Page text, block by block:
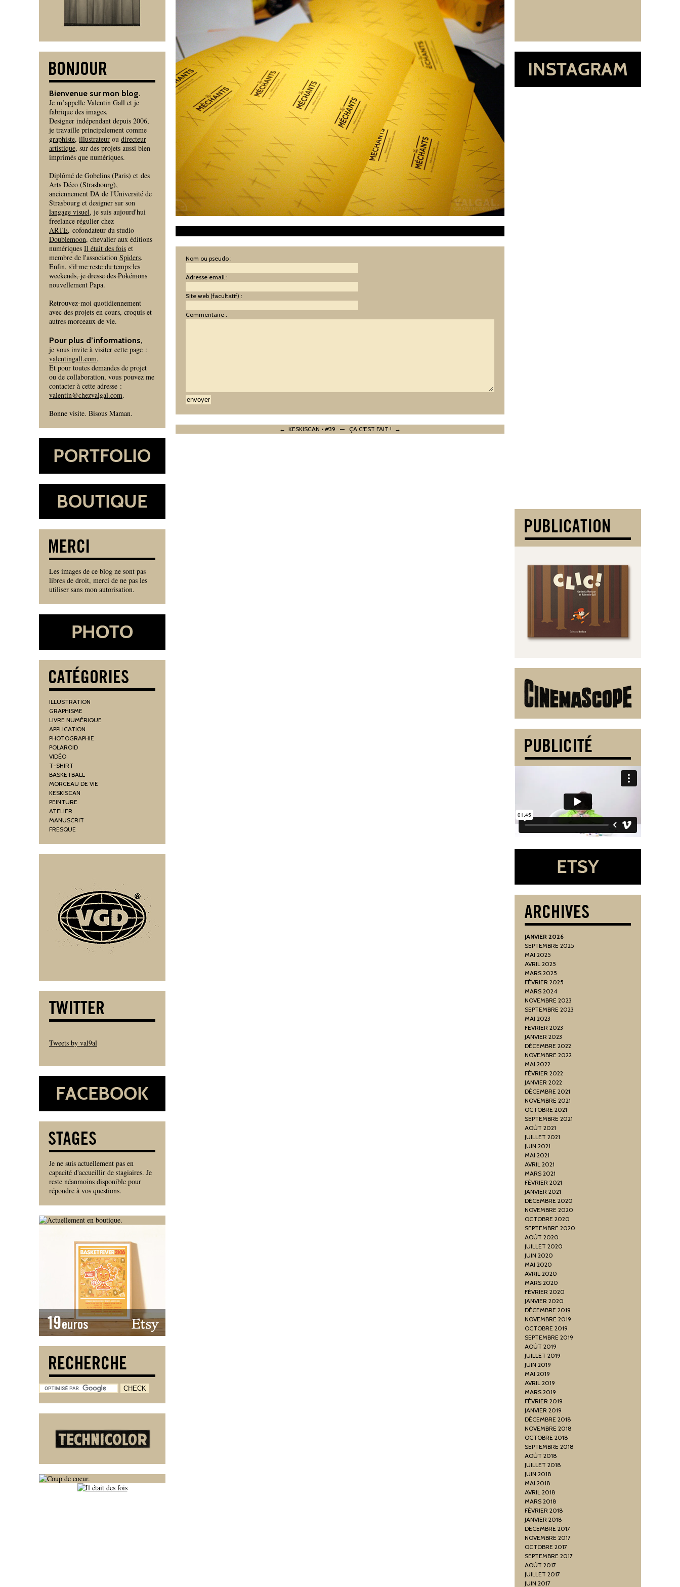
Nom ou pseudo :
Adresse email :
Site web (facultatif) :
Commentaire :
← KESKISCAN • #39 — ÇA C'EST FAIT ! →
Bienvenue sur mon blog.
Je m’appelle Valentin Gall et je
fabrique des images.
Designer indépendant depuis 2006,
je travaille principalement comme
graphiste, illustrateur ou directeur
artistique, sur des projets aussi bien
imprimés que numériques.
Diplômé de Gobelins (Paris) et des
Arts Déco (Strasbourg),
anciennement DA de l'Université de
Strasbourg et designer sur son
langage visuel, je suis aujourd'hui
freelance régulier chez
ARTE, cofondateur du studio
Doublemoon, chevalier aux éditions
numériques Il était des fois et
membre de l'association Spiders.
Enfin, s'il me reste du temps les
weekends, je dresse des Pokémons
nouvellement Papa.
Retrouvez-moi quotidiennement
avec des projets en cours, croquis et
autres morceaux de vie.
Pour plus d’informations,
je vous invite à visiter cette page :
valentingall.com.
Et pour toutes demandes de projet
ou de collaboration, vous pouvez me
contacter à cette adresse :
valentin@chezvalgal.com.
Bonne visite. Bisous Maman.
Les images de ce blog ne sont pas
libres de droit, merci de ne pas les
utiliser sans mon autorisation.
ILLUSTRATION
GRAPHISME
LIVRE NUMÉRIQUE
APPLICATION
PHOTOGRAPHIE
POLAROID
VIDÉO
T-SHIRT
BASKETBALL
MORCEAU DE VIE
KESKISCAN
PEINTURE
ATELIER
MANUSCRIT
FRESQUE
Tweets by val9al
Je ne suis actuellement pas en
capacité d'accueillir de stagiaires. Je
reste néanmoins disponible pour
répondre à vos questions.
JANVIER 2026
SEPTEMBRE 2025
MAI 2025
AVRIL 2025
MARS 2025
FÉVRIER 2025
MARS 2024
NOVEMBRE 2023
SEPTEMBRE 2023
MAI 2023
FÉVRIER 2023
JANVIER 2023
DÉCEMBRE 2022
NOVEMBRE 2022
MAI 2022
FÉVRIER 2022
JANVIER 2022
DÉCEMBRE 2021
NOVEMBRE 2021
OCTOBRE 2021
SEPTEMBRE 2021
AOÛT 2021
JUILLET 2021
JUIN 2021
MAI 2021
AVRIL 2021
MARS 2021
FÉVRIER 2021
JANVIER 2021
DÉCEMBRE 2020
NOVEMBRE 2020
OCTOBRE 2020
SEPTEMBRE 2020
AOÛT 2020
JUILLET 2020
JUIN 2020
MAI 2020
AVRIL 2020
MARS 2020
FÉVRIER 2020
JANVIER 2020
DÉCEMBRE 2019
NOVEMBRE 2019
OCTOBRE 2019
SEPTEMBRE 2019
AOÛT 2019
JUILLET 2019
JUIN 2019
MAI 2019
AVRIL 2019
MARS 2019
FÉVRIER 2019
JANVIER 2019
DÉCEMBRE 2018
NOVEMBRE 2018
OCTOBRE 2018
SEPTEMBRE 2018
AOÛT 2018
JUILLET 2018
JUIN 2018
MAI 2018
AVRIL 2018
MARS 2018
FÉVRIER 2018
JANVIER 2018
DÉCEMBRE 2017
NOVEMBRE 2017
OCTOBRE 2017
SEPTEMBRE 2017
AOÛT 2017
JUILLET 2017
JUIN 2017